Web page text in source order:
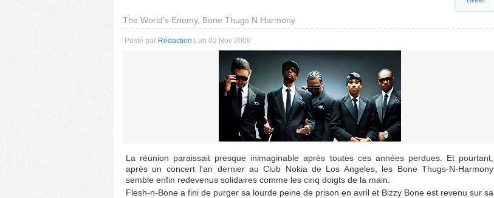
The World's Enemy, Bone Thugs N Harmony
Posté par Rédaction Lun 02 Nov 2009
La réunion paraissait presque inimaginable après toutes ces années perdues. Et pourtant,
après un concert l'an dernier au Club Nokia de Los Angeles, les Bone Thugs-N-Harmony
semble enfin redevenus solidaires comme les cinq doigts de la main.
Flesh-n-Bone a fini de purger sa lourde peine de prison en avril et Bizzy Bone est revenu sur sa